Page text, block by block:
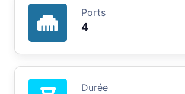
Ports
4
Durée